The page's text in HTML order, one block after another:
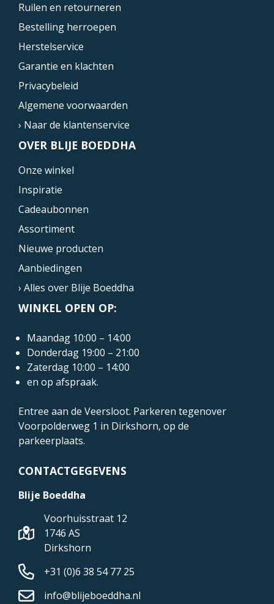
Ruilen en retourneren
Bestelling herroepen
Herstelservice
Garantie en klachten
Privacybeleid
Algemene voorwaarden
› Naar de klantenservice
OVER BLIJE BOEDDHA
Onze winkel
Inspiratie
Cadeaubonnen
Assortiment
Nieuwe producten
Aanbiedingen
› Alles over Blije Boeddha
WINKEL OPEN OP:
Maandag 10:00 – 14:00
Donderdag 19:00 – 21:00
Zaterdag 10:00 – 14:00
en op afspraak.
Entree aan de Veersloot. Parkeren tegenover
Voorpolderweg 1 in Dirkshorn, op de
parkeerplaats.
CONTACTGEGEVENS
Blije Boeddha
Voorhuisstraat 12
1746 AS
Dirkshorn
+31 (0)6 38 54 77 25
info@blijeboeddha.nl